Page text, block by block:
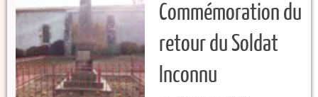
Commémoration du
retour du Soldat
Inconnu